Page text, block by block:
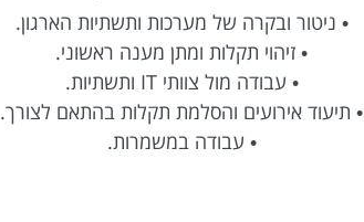
• ניטור ובקרה של מערכות ותשתיות הארגון.
• זיהוי תקלות ומתן מענה ראשוני.
• עבודה מול צוותי IT ותשתיות.
• תיעוד אירועים והסלמת תקלות בהתאם לצורך.
• עבודה במשמרות.